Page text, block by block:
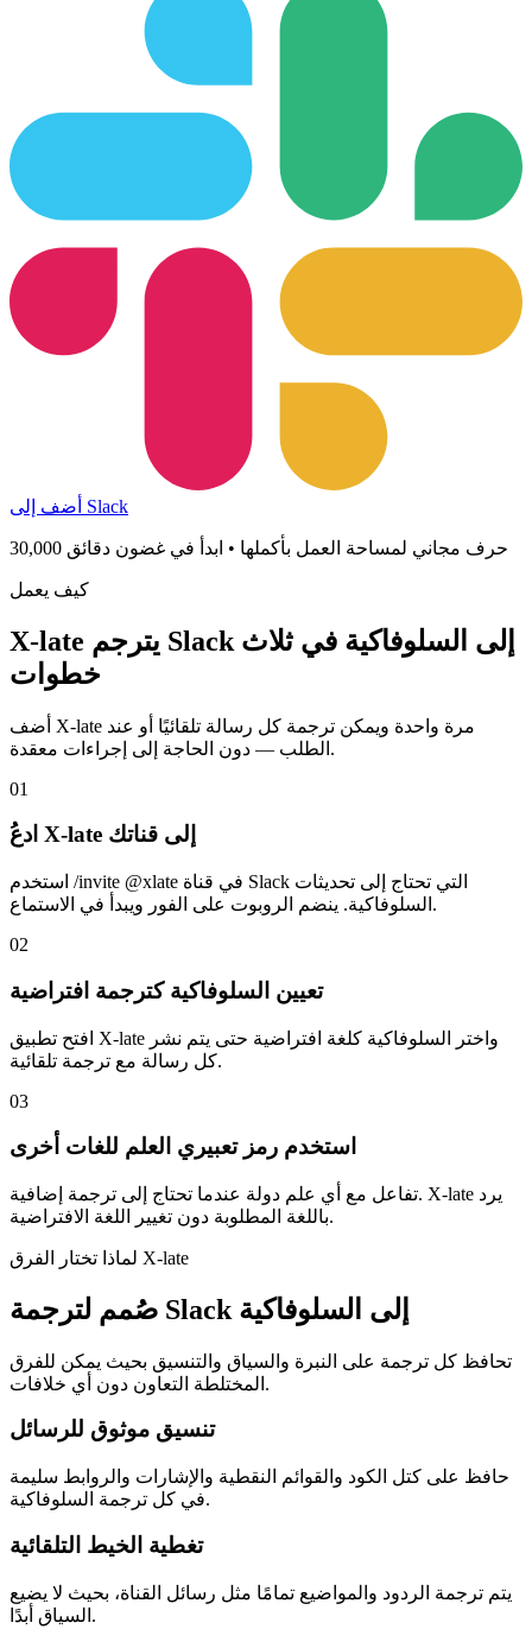
أضف إلى Slack
30,000 حرف مجاني لمساحة العمل بأكملها • ابدأ في غضون دقائق
كيف يعمل
X-late يترجم Slack إلى السلوفاكية في ثلاث
خطوات
أضف X-late مرة واحدة ويمكن ترجمة كل رسالة تلقائيًا أو عند
الطلب — دون الحاجة إلى إجراءات معقدة.
01
ادعُ X-late إلى قناتك
استخدم /invite @xlate في قناة Slack التي تحتاج إلى تحديثات
السلوفاكية. ينضم الروبوت على الفور ويبدأ في الاستماع.
02
تعيين السلوفاكية كترجمة افتراضية
افتح تطبيق X-late واختر السلوفاكية كلغة افتراضية حتى يتم نشر
كل رسالة مع ترجمة تلقائية.
03
استخدم رمز تعبيري العلم للغات أخرى
تفاعل مع أي علم دولة عندما تحتاج إلى ترجمة إضافية. X-late يرد
باللغة المطلوبة دون تغيير اللغة الافتراضية.
لماذا تختار الفرق X-late
صُمم لترجمة Slack إلى السلوفاكية
تحافظ كل ترجمة على النبرة والسياق والتنسيق بحيث يمكن للفرق
المختلطة التعاون دون أي خلافات.
تنسيق موثوق للرسائل
حافظ على كتل الكود والقوائم النقطية والإشارات والروابط سليمة
في كل ترجمة السلوفاكية.
تغطية الخيط التلقائية
يتم ترجمة الردود والمواضيع تمامًا مثل رسائل القناة، بحيث لا يضيع
السياق أبدًا.